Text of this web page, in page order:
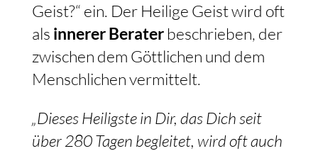
Geist?“ ein. Der Heilige Geist wird oft
als innerer Beraterbeschrieben, der
zwischen dem Göttlichen und dem
Menschlichen vermittelt.
„Dieses Heiligste in Dir, das Dich seit
über 280 Tagen begleitet, wird oft auch